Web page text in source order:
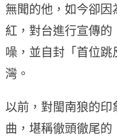
無聞的他，如今卻
紅，對台進行宣傳
噪，並自封「首位
灣。
以前，對閩南狼的
曲，堪稱徹頭徹尾的